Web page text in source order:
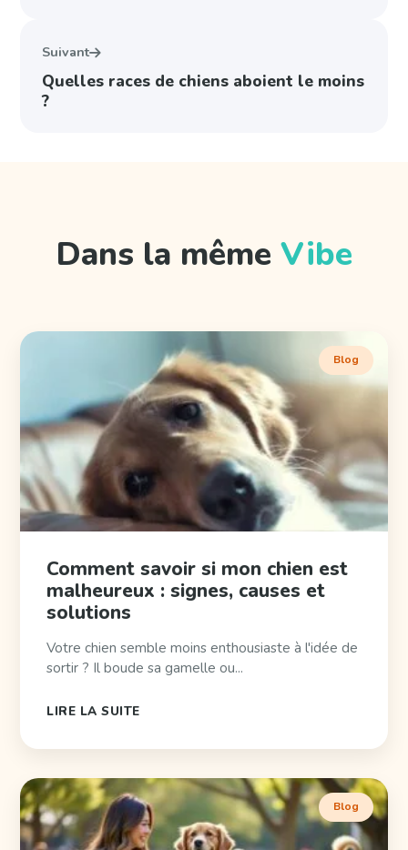
Suivant
Quelles races de chiens aboient le moins
?
Dans la même Vibe
Blog
Comment savoir si mon chien est
malheureux : signes, causes et
solutions
Votre chien semble moins enthousiaste à l'idée de
sortir ? Il boude sa gamelle ou...
LIRE LA SUITE
Blog